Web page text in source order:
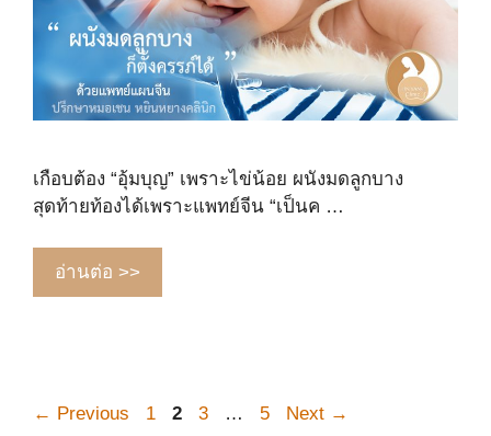
เกือบต้อง “อุ้มบุญ” เพราะไข่น้อย ผนังมดลูกบาง
สุดท้ายท้องได้เพราะแพทย์จีน “เป็นค …
อ่านต่อ >>
← Previous Page
1 Page
2 Page
3 … Page
5 Next →